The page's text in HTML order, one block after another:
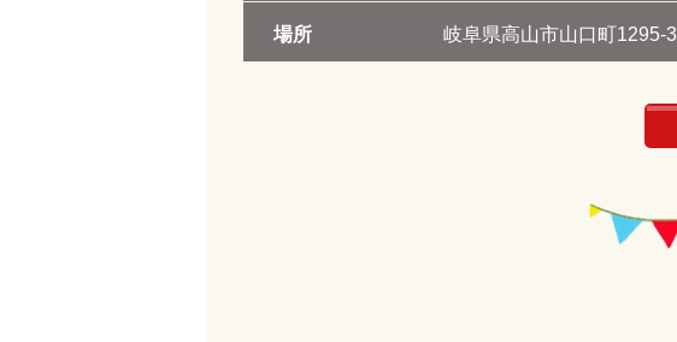
場所 岐阜県高山市山口町1295-3